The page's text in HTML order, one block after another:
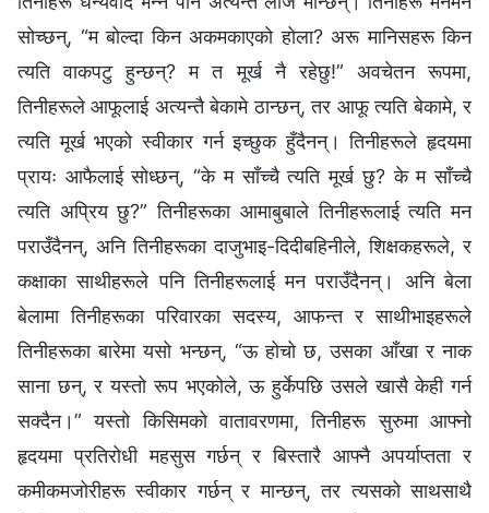
सोच्छन्, “म बोल्दा किन अकमकाएको होला? अरू मानिसहरू किन
त्यति वाकपटु हुन्छन्? म त मूर्ख नै रहेछु!” अवचेतन रूपमा,
तिनीहरूले आफूलाई अत्यन्तै बेकामे ठान्छन्, तर आफू त्यति बेकामे, र
त्यति मूर्ख भएको स्वीकार गर्न इच्छुक हुँदैनन्। तिनीहरूले हृदयमा
प्रायः आफैलाई सोध्छन्, “के म साँच्‍चै त्यति मूर्ख छु? के म साँच्‍चै
त्यति अप्रिय छु?” तिनीहरूका आमाबुबाले तिनीहरूलाई त्यति मन
पराउँदैनन्, अनि तिनीहरूका दाजुभाइ-दिदीबहिनीले, शिक्षकहरूले, र
कक्षाका साथीहरूले पनि तिनीहरूलाई मन पराउँदैनन्। अनि बेला
बेलामा तिनीहरूका परिवारका सदस्य, आफन्त र साथीभाइहरूले
तिनीहरूका बारेमा यसो भन्छन्, “ऊ होचो छ, उसका आँखा र नाक
साना छन्, र यस्तो रूप भएकोले, ऊ हुर्केपछि उसले खासै केही गर्न
सक्दैन।” यस्तो किसिमको वातावरणमा, तिनीहरू सुरुमा आफ्नो
हृदयमा प्रतिरोधी महसुस गर्छन् र बिस्तारै आफ्नै अपर्याप्तता र
कमीकमजोरीहरू स्वीकार गर्छन् र मान्छन्, तर त्यसको साथसाथै